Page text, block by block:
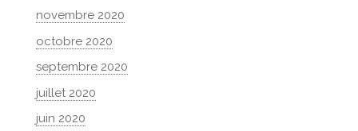
novembre 2020
octobre 2020
septembre 2020
juillet 2020
juin 2020